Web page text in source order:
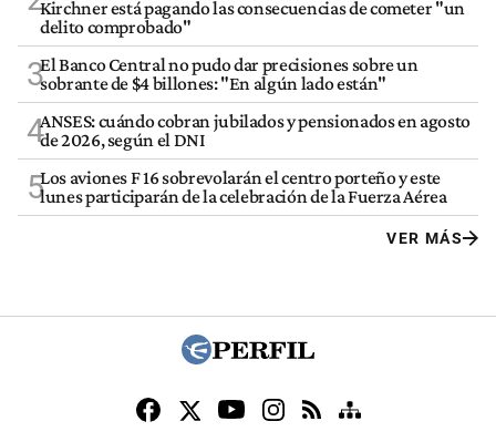
Kirchner está pagando las consecuencias de cometer "un
delito comprobado"
3El Banco Central no pudo dar precisiones sobre un
sobrante de $4 billones: "En algún lado están"
4ANSES: cuándo cobran jubilados y pensionados en agosto
de 2026, según el DNI
5Los aviones F 16 sobrevolarán el centro porteño y este
lunes participarán de la celebración de la Fuerza Aérea
VER MÁS